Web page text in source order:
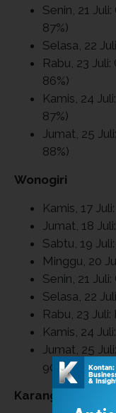
Senin, 21
87%)
Selasa, 22
Rabu, 23
86%)
Kamis, 24
87%)
Jumat, 25
88%)
Wonogiri
Kamis, 17
Jumat, 18
Sabtu, 19
Minggu, 20
Senin, 21
Selasa, 22
Rabu, 23
Kamis, 24
Jumat, 25
90%)
Karanganyar